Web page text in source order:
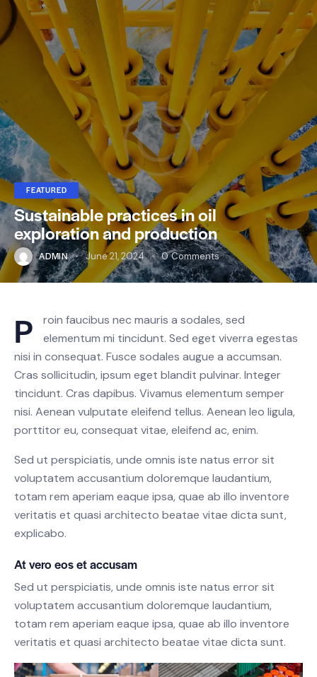
FEATURED
Sustainable practices in oil
exploration and production
ADMIN June 21, 2024 0 Comments
P
roin faucibus nec mauris a sodales, sed
elementum mi tincidunt. Sed eget viverra egestas
nisi in consequat. Fusce sodales augue a accumsan.
Cras sollicitudin, ipsum eget blandit pulvinar. Integer
tincidunt. Cras dapibus. Vivamus elementum semper
nisi. Aenean vulputate eleifend tellus. Aenean leo ligula,
porttitor eu, consequat vitae, eleifend ac, enim.
Sed ut perspiciatis, unde omnis iste natus error sit
voluptatem accusantium doloremque laudantium,
totam rem aperiam eaque ipsa, quae ab illo inventore
veritatis et quasi architecto beatae vitae dicta sunt,
explicabo.
At vero eos et accusam
Sed ut perspiciatis, unde omnis iste natus error sit
voluptatem accusantium doloremque laudantium,
totam rem aperiam eaque ipsa, quae ab illo inventore
veritatis et quasi architecto beatae vitae dicta sunt.